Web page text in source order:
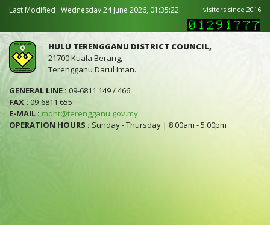
Last Modified : Wednesday 24 June 2026, 01:35:22. visitors since 2016
HULU TERENGGANU DISTRICT COUNCIL,
21700 Kuala Berang,
Terengganu Darul Iman.
GENERAL LINE : 09-6811 149 / 466
FAX : 09-6811 655
E-MAIL : mdht@terengganu.gov.my
OPERATION HOURS : Sunday - Thursday | 8:00am - 5:00pm